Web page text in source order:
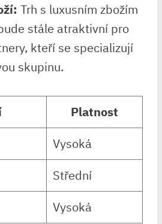
Trh s luxusním zbožím
stále atraktivní pro
kteří se specializují
skupinu.
Platnost
Vysoká
Střední
Vysoká